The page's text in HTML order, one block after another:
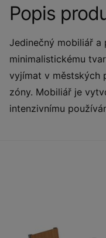
Popis
Jedinečný mobiliář a
minimalistickému
vyjímat v městských
zóny. Mobiliář je
intenzivnímu